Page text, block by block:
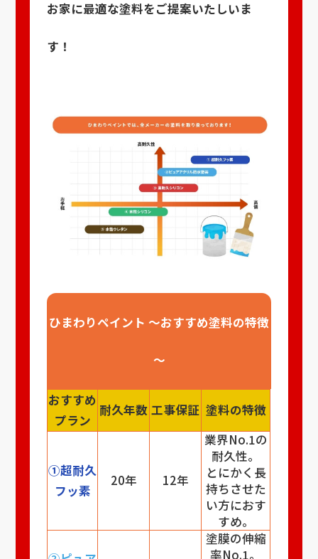
お家に最適な塗料をご提案いたしいま
す！
ひまわりペイント ～おすすめ塗料の特徴
～
おすすめ
プラン
耐久年数 工事保証 塗料の特徴
①超耐久
フッ素
20年 12年
業界No.1の
耐久性。
とにかく長
持ちさせた
い方におす
すめ。
塗膜の伸縮
率No.1。